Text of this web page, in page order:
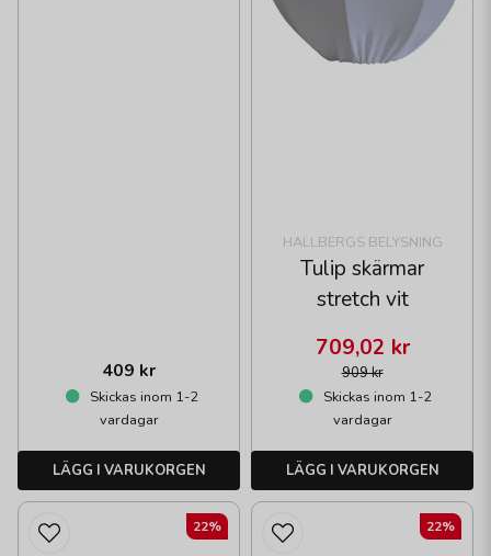
409 kr
Skickas inom 1-2
vardagar
LÄGG I VARUKORGEN
HALLBERGS BELYSNING
Tulip skärmar
stretch vit
909 kr
709,02 kr
Skickas inom 1-2
vardagar
LÄGG I VARUKORGEN
22% 22%